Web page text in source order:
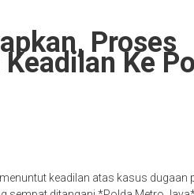
Proses
Ke
keadilan atas kasus dugaan